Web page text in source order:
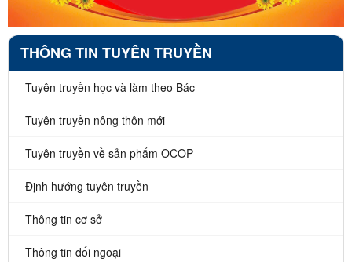
THÔNG TIN TUYÊN TRUYỀN
Tuyên truyền học và làm theo Bác
Tuyên truyền nông thôn mới
Tuyên truyền về sản phẩm OCOP
Định hướng tuyên truyền
Thông tin cơ sở
Thông tin đối ngoại